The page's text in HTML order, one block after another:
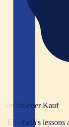
Verifizierter Kauf
Elisabeth's